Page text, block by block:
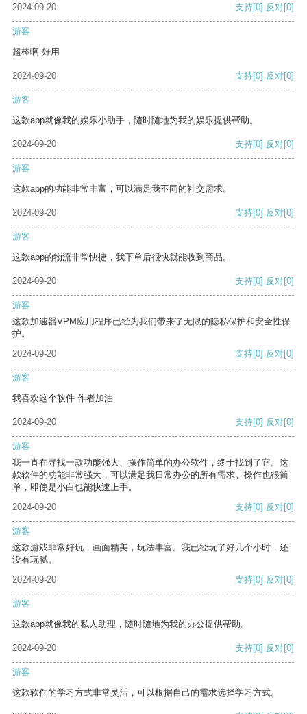
2024-09-20 支持[0] 反对[0]
游客
超棒啊 好用
2024-09-20 支持[0] 反对[0]
游客
这款app就像我的娱乐小助手，随时随地为我的娱乐提供帮助。
2024-09-20 支持[0] 反对[0]
游客
这款app的功能非常丰富，可以满足我不同的社交需求。
2024-09-20 支持[0] 反对[0]
游客
这款app的物流非常快捷，我下单后很快就能收到商品。
2024-09-20 支持[0] 反对[0]
游客
这款加速器VPM应用程序已经为我们带来了无限的隐私保护和安全性保
护。
2024-09-20
支持[0] 反对[0]
游客
我喜欢这个软件 作者加油
2024-09-20 支持[0] 反对[0]
游客
我一直在寻找一款功能强大、操作简单的办公软件，终于找到了它。这
款软件的功能非常强大，可以满足我日常办公的所有需求。操作也很简
单，即使是小白也能快速上手。
2024-09-20
支持[0] 反对[0]
游客
这款游戏非常好玩，画面精美，玩法丰富。我已经玩了好几个小时，还
没有玩腻。
2024-09-20
支持[0] 反对[0]
游客
这款app就像我的私人助理，随时随地为我的办公提供帮助。
2024-09-20 支持[0] 反对[0]
游客
这款软件的学习方式非常灵活，可以根据自己的需求选择学习方式。